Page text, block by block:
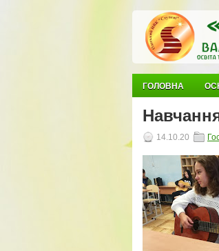
ГОЛОВНА
14.10.20